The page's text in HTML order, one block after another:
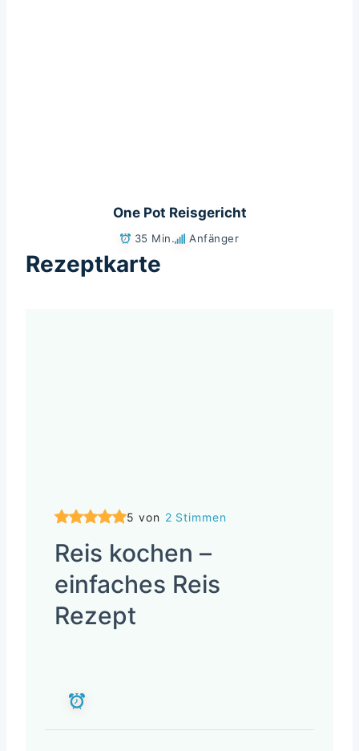
One Pot Reisgericht
35 Min. Anfänger
Rezeptkarte
5 von 2 Stimmen
Reis kochen –
einfaches Reis
Rezept